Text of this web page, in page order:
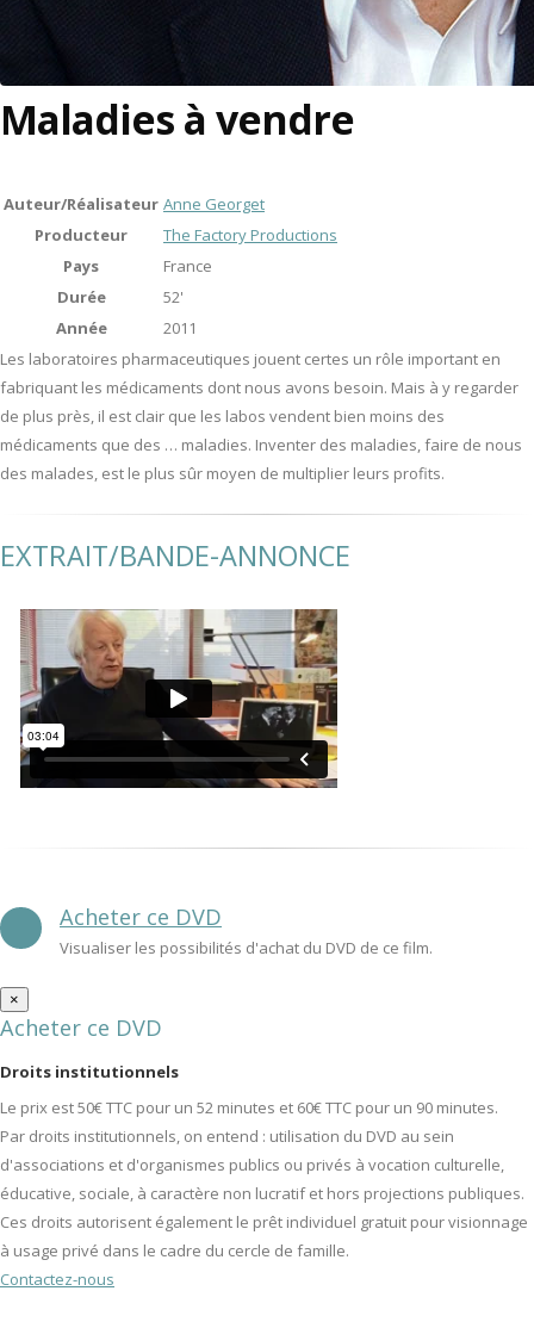
Maladies à vendre
Auteur/Réalisateur Anne Georget
Producteur
The Factory Productions
Pays
France
Durée
52'
Année
2011
Les laboratoires pharmaceutiques jouent certes un rôle important en
fabriquant les médicaments dont nous avons besoin. Mais à y regarder
de plus près, il est clair que les labos vendent bien moins des
médicaments que des … maladies. Inventer des maladies, faire de nous
des malades, est le plus sûr moyen de multiplier leurs profits.
EXTRAIT/BANDE-ANNONCE
Acheter ce DVD
Visualiser les possibilités d'achat du DVD de ce film.
×
Acheter ce DVD
Droits institutionnels
Le prix est 50€ TTC pour un 52 minutes et 60€ TTC pour un 90 minutes.
Par droits institutionnels, on entend : utilisation du DVD au sein
d'associations et d'organismes publics ou privés à vocation culturelle,
éducative, sociale, à caractère non lucratif et hors projections publiques.
Ces droits autorisent également le prêt individuel gratuit pour visionnage
à usage privé dans le cadre du cercle de famille.
Contactez-nous